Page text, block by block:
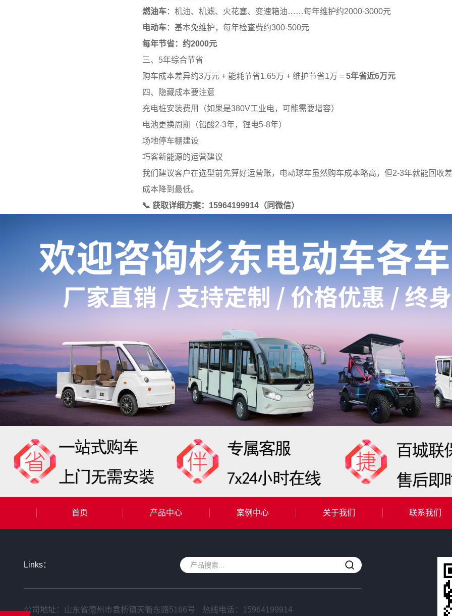
燃油车：机油、机滤、火花塞、变速箱油……每年维护约2000-3000元
电动车：基本免维护，每年检查费约300-500元
每年节省：约2000元
三、5年综合节省
购车成本差异约3万元 + 能耗节省1.65万 + 维护节省1万 = 5年省近6万元
四、隐藏成本要注意
充电桩安装费用（如果是380V工业电，可能需要增容）
电池更换周期（铅酸2-3年，锂电5-8年）
场地停车棚建设
巧客新能源的运营建议
我们建议客户在选型前先算好运营账，电动球车虽然购车成本略高，但2-3年就能回收
成本降到最低。
📞 获取详细方案：15964199914（同微信）
首页 产品中心 案例中心 关于我们 联系我们
Links：
公司地址：山东省德州市袁桥镇天衢东路5166号 热线电话： 15964199914